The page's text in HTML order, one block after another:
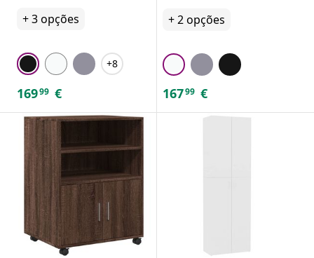
+3opções
+8
16999 €
+2opções
16799 €